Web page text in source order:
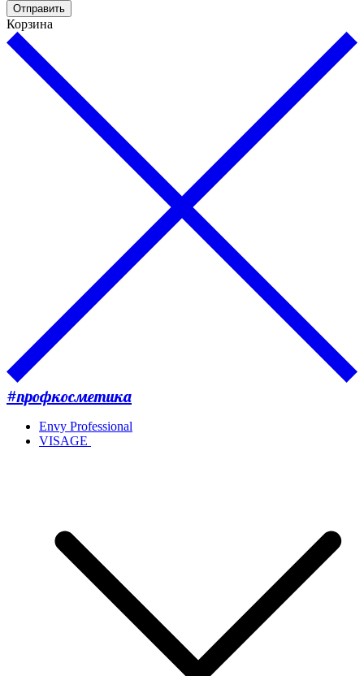
Отправить
Корзина
#профкосметика
Envy Professional
VISAGE